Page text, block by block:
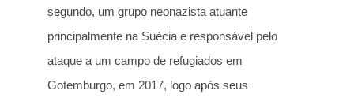
segundo, um grupo neonazista atuante
principalmente na Suécia e responsável pelo
ataque a um campo de refugiados em
Gotemburgo, em 2017, logo após seus